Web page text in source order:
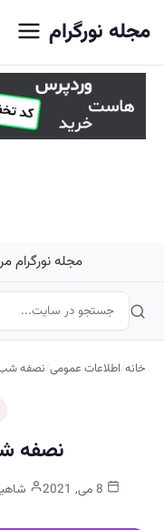
مجله نورگرام
مجله نورگرام
خانه/اطلاعات عمومی/نصفه
نصفه